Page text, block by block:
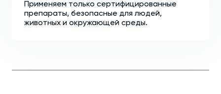
Применяем только сертифицированные
препараты, безопасные для людей,
животных и окружающей среды.